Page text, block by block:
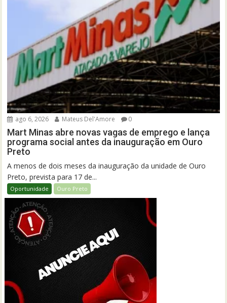
ago 6, 2026 Mateus Del'Amore 0
Mart Minas abre novas vagas de emprego e lança
programa social antes da inauguração em Ouro
Preto
A menos de dois meses da inauguração da unidade de Ouro
Preto, prevista para 17 de...
Oportunidade Ouro Preto